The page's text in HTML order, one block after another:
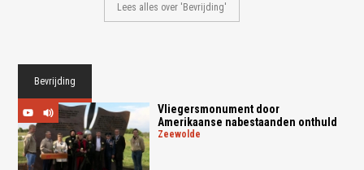
Lees alles over 'Bevrijding'
Bevrijding
Vliegersmonument door
Amerikaanse nabestaanden onthuld
zeewolde